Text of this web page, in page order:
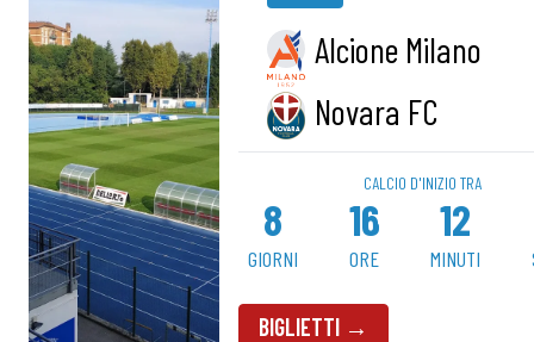
Alcione Milano
Novara FC
CALCIO D'INIZIO TRA
8
GIORNI
16
ORE
12
MINUTI
BIGLIETTI →